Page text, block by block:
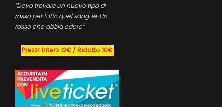
“Devo trovare un nuovo tipo di
rosso per tutto quel sangue. Un
rosso che abbia odore”
Prezzi: Intero 12€ / Ridotto 10€